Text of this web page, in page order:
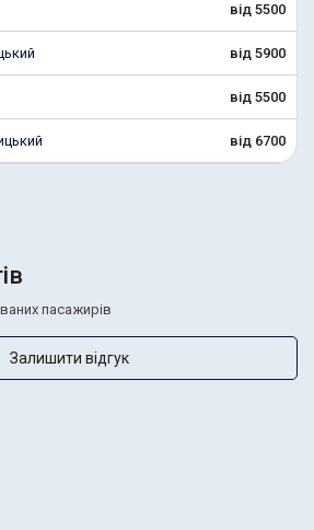
від 5500
від 5900
від 5500
від 6700
пасажирів
Залишити відгук